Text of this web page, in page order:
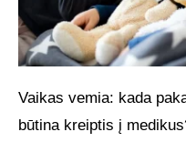
Vaikas vemia: kada
būtina kreiptis į